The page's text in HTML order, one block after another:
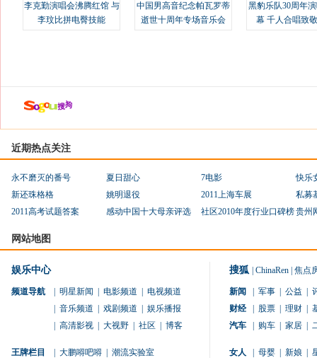
李克勤演唱会沸腾红馆 与
李玟比拼电臀技能
中国男高音纪念帕瓦罗蒂
逝世十周年专场音乐会
黑豹乐队30周年
幕 千人合唱致
近期热点关注
永不磨灭的番号 夏日甜心 7电影
快乐
新还珠格格
姚明退役 2011上海车展
私募
2011高考试题答案
感动中国十大母亲评选 社区2010年度行业口碑榜贵州
网站地图
娱乐中心
频道导航 明星新闻 电影频道
电视频道
音乐频道 戏剧频道
娱乐播报
高清影视 大视野 社区 博客
王牌栏目 大鹏嘚吧嘚
潮流实验室
搜狐 ChinaRen 焦点
新闻 军事 公益
财经
股票 理财
汽车
购车 家居
女人 母婴 新娘